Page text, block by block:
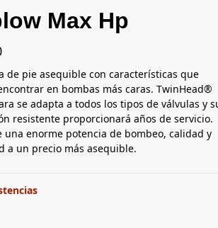
Max Hp
de pie asequible con características que
en bombas más caras. TwinHead®
se adapta a todos los tipos de válvulas y
resistente proporcionará años de servicio.
una enorme potencia de bombeo, calidad y
a un precio más asequible.